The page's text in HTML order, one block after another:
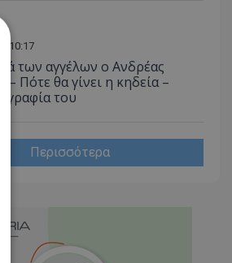
- 10:17
των αγγέλων ο Ανδρέας
– Πότε θα γίνει η κηδεία –
του
Περισσότερα